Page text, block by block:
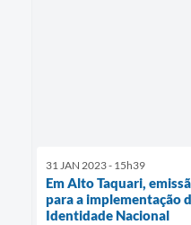
31 JAN 2023 - 15h39
Em Alto Taquari,
para a implementação
Identidade Nacional